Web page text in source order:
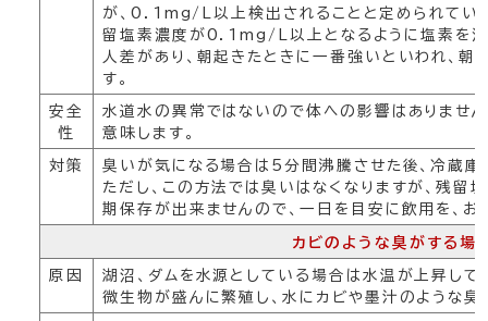
が、0．1mg/L以上検出されることと定められてい
留塩素濃度が0．1mg/L以上となるように塩素を
人差があり、朝起きたときに一番強いといわれ、朝
す。
安全
性
水道水の異常ではないので体への影響はありませ
意味します。
対策
臭いが気になる場合は5分間沸騰させた後、冷蔵庫
ただし、この方法では臭いはなくなりますが、残留
期保存が出来ませんので、一日を目安に飲用を、お
カビのような臭がする場
原因
湖沼、ダムを水源としている場合は水温が上昇して
微生物が盛んに繁殖し、水にカビや墨汁のような臭